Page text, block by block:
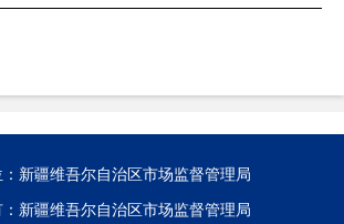
：新疆维吾尔自治区市场监督管理局
：新疆维吾尔自治区市场监督管理局